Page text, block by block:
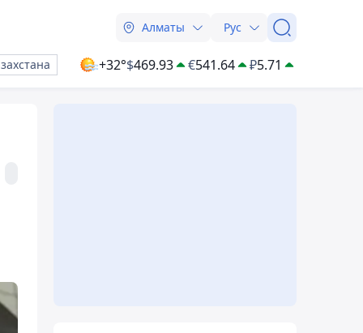
Алматы Рус
+32°$469.93 €541.64 ₽5.71